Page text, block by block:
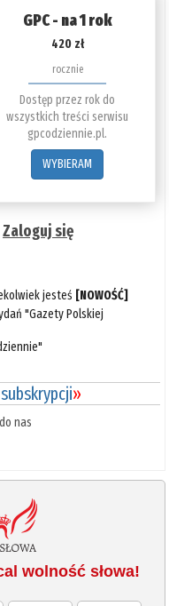
GPC - na 1 rok
420 zł
rocznie
Dostęp przez rok do
wszystkich treści serwisu
gpcodziennie.pl.
WYBIERAM
Zaloguj się
jesteś [NOWOŚĆ]
"Gazety Polskiej
»
nas
wolność słowa!